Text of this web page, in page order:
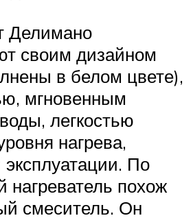
Делимано
своим дизайном
в белом цвете),
мгновенным
легкостью
нагрева,
эксплуатации. По
нагреватель похож
смеситель. Он